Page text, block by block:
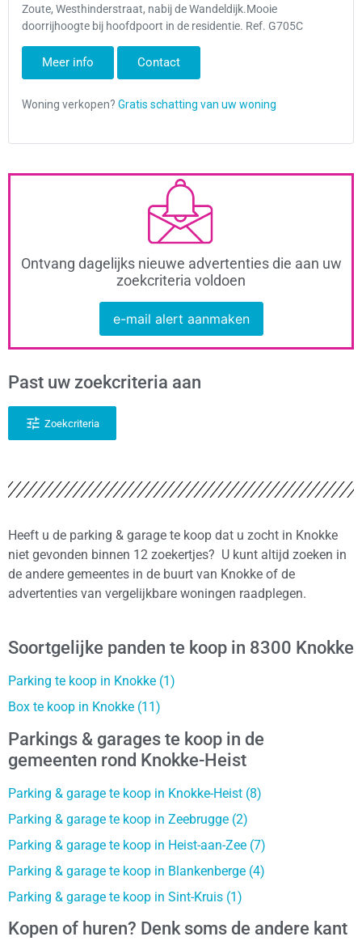
Zoute, Westhinderstraat, nabij de Wandeldijk.Mooie
doorrijhoogte bij hoofdpoort in de residentie. Ref. G705C
Meer info Contact
Ontvang dagelijks nieuwe advertenties die aan uw
zoekcriteria voldoen
e-mail alert aanmaken
Past uw zoekcriteria aan
Zoekcriteria
Heeft u de parking & garage te koop dat u zocht in Knokke
niet gevonden binnen 12 zoekertjes? U kunt altijd zoeken in
de andere gemeentes in de buurt van Knokke of de
advertenties van vergelijkbare woningen raadplegen.
Soortgelijke panden te koop in 8300 Knokke
Parking te koop in Knokke (1)
Box te koop in Knokke (11)
Parkings & garages te koop in de
gemeenten rond Knokke-Heist
Parking & garage te koop in Knokke-Heist (8)
Parking & garage te koop in Zeebrugge (2)
Parking & garage te koop in Heist-aan-Zee (7)
Parking & garage te koop in Blankenberge (4)
Parking & garage te koop in Sint-Kruis (1)
Kopen of huren? Denk soms de andere kant